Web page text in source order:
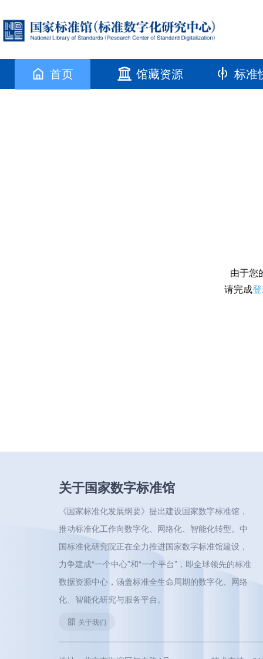
首页 馆藏资源 标准
由于您
请完成
关于国家数字标准馆
《国家标准化发展纲要》提出建设国家数字标准馆，
推动标准化工作向数字化、网络化、智能化转型。中
国标准化研究院正在全力推进国家数字标准馆建设，
力争建成“一个中心”和“一个平台”，即全球领先的标准
数据资源中心，涵盖标准全生命周期的数字化、网络
化、智能化研究与服务平台。
关于我们